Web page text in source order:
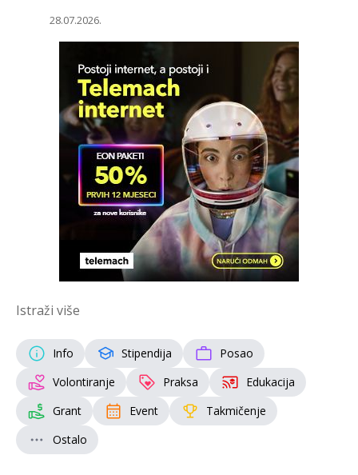
28.07.2026.
Istraži više
Info Stipendija
Posao
Volontiranje
Praksa
Edukacija
Grant
Event
Takmičenje
Ostalo